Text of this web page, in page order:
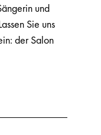
und
Sie uns
der Salon